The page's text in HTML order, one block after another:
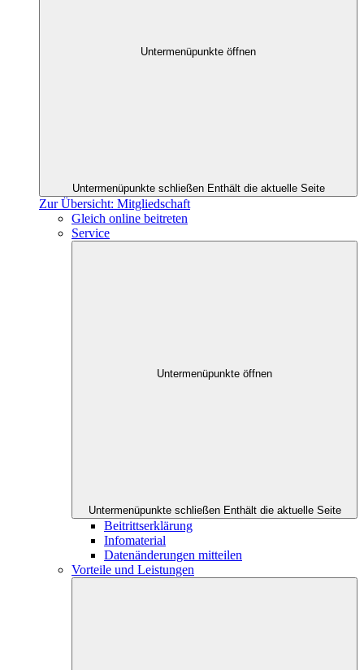
Untermenüpunkte öffnen
Untermenüpunkte schließen Enthält die aktuelle Seite
Zur Übersicht: Mitgliedschaft
Gleich online beitreten
Service
Untermenüpunkte öffnen
Untermenüpunkte schließen Enthält die aktuelle Seite
Beitrittserklärung
Infomaterial
Datenänderungen mitteilen
Vorteile und Leistungen